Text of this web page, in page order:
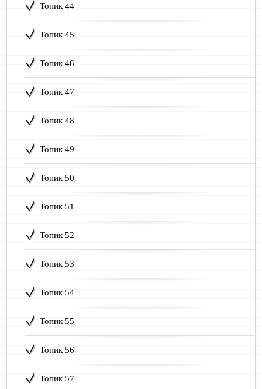
Топик 44
Топик 45
Топик 46
Топик 47
Топик 48
Топик 49
Топик 50
Топик 51
Топик 52
Топик 53
Топик 54
Топик 55
Топик 56
Топик 57